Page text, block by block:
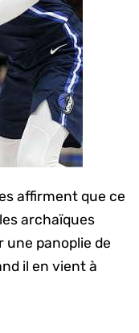
affirment que ce
archaïques
une panoplie de
il en vient à